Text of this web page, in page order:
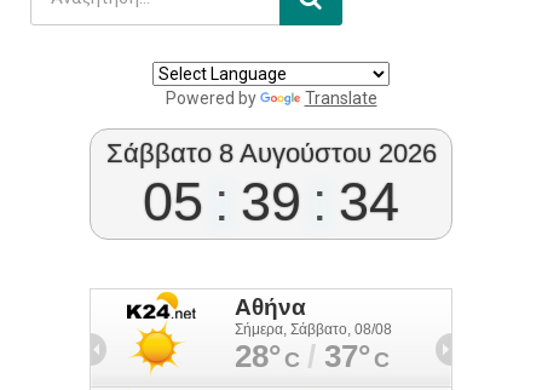
Powered by Translate
Σάββατο 8 Αυγούστου 2026
05 : 39 : 35